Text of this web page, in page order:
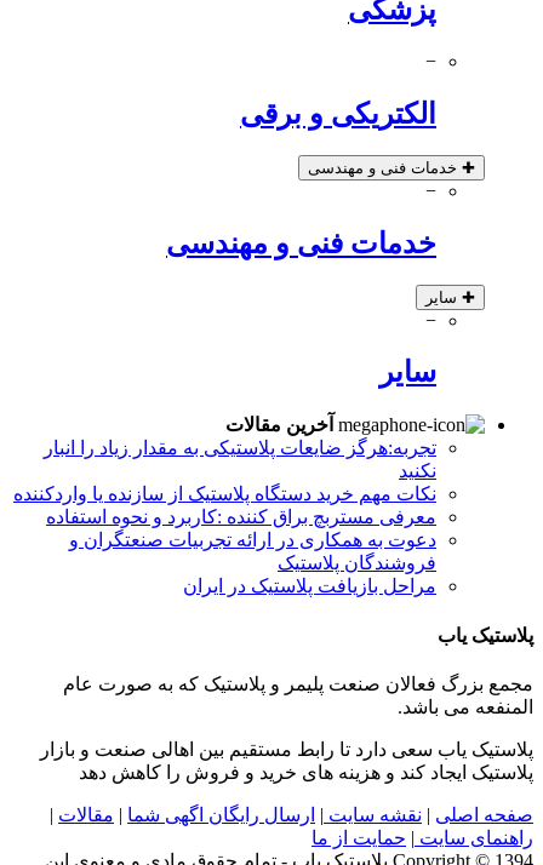
پزشکی
−
الکتریکی و برقی
✚ خدمات فنی و مهندسی
−
خدمات فنی و مهندسی
✚ سایر
−
سایر
آخرین مقالات
تجربه:هرگز ضایعات پلاستیکی به مقدار زیاد را انبار
نکنید
نکات مهم خرید دستگاه پلاستیک از سازنده یا واردکننده
معرفی مستربچ براق کننده :کاربرد و نحوه استفاده
دعوت به همکاری در ارائه تجربیات صنعتگران و
فروشندگان پلاستیک
مراحل بازیافت پلاستیک در ایران
پلاستیک یاب
مجمع بزرگ فعالان صنعت پلیمر و پلاستیک که به صورت عام
المنفعه می باشد.
پلاستیک یاب سعی دارد تا رابط مستقیم بین اهالی صنعت و بازار
پلاستیک ایجاد کند و هزینه های خرید و فروش را کاهش دهد
صفحه اصلی | نقشه سایت | ارسال رایگان اگهی شما | مقالات |
راهنمای سایت | حمایت از ما
Copyright © 1394 پلاستیک یاب - تمام حقوق مادی و معنوی این